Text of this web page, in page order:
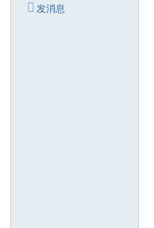
发消息